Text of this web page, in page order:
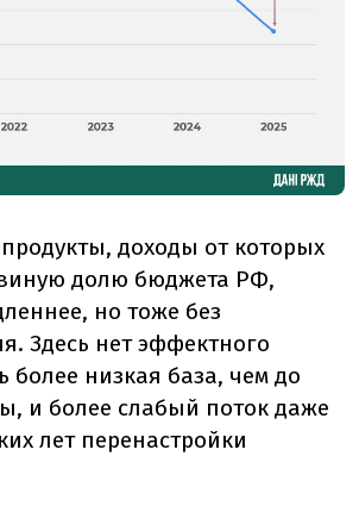
доходы от которых
долю бюджета РФ,
но тоже без
Здесь нет эффектного
более низкая база, чем до
и более слабый поток даже
лет перенастройки